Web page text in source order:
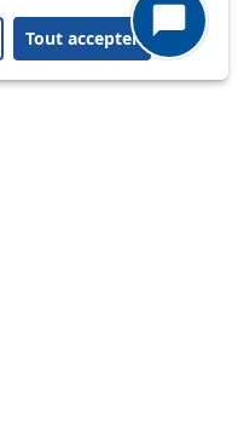
Tout accepter